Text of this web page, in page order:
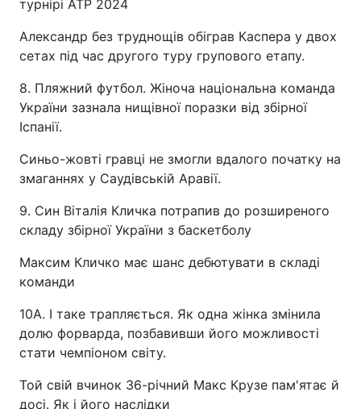
турнірі АТР 2024
Александр без труднощів обіграв Каспера у двох
сетах під час другого туру групового етапу.
8. Пляжний футбол. Жіноча національна команда
України зазнала нищівної поразки від збірної
Іспанії.
Синьо-жовті гравці не змогли вдалого початку на
змаганнях у Саудівській Аравії.
9. Cин Віталія Кличка потрапив до розширеного
складу збірної України з баскетболу
Максим Кличко має шанс дебютувати в складі
команди
10A. І таке трапляється. Як одна жінка змінила
долю форварда, позбавивши його можливості
стати чемпіоном світу.
Той свій вчинок 36-річний Макс Крузе пам'ятає й
досі. Як і його наслідки